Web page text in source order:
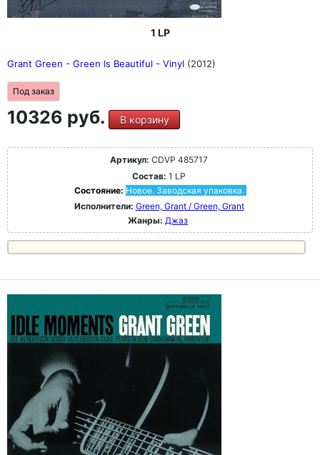
1 LP
Grant Green - Green Is Beautiful - Vinyl (2012)
Под заказ
10326 руб. В корзину
Артикул: CDVP 485717
Состав: 1 LP
Состояние: Новое. Заводская упаковка.
Исполнители: Green, Grant / Green, Grant
Жанры: Джаз